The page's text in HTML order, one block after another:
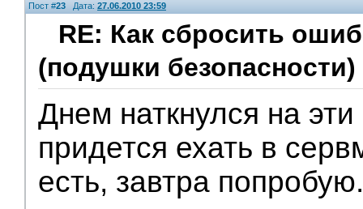
Пост #23 Дата: 27.06.2010 23:59
RE: Как сбросить
(подушки безопасности)
Днем наткнулся на
придется ехать в
есть, завтра